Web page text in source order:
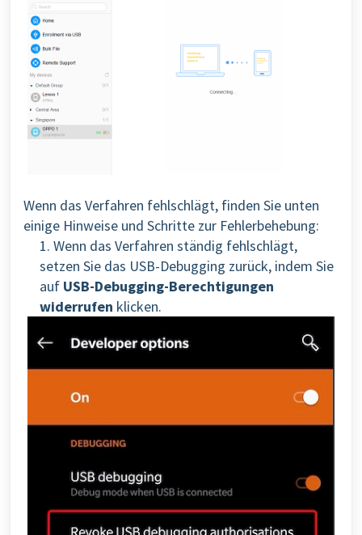
Wenn das Verfahren fehlschlägt, finden Sie unten
einige Hinweise und Schritte zur Fehlerbehebung:
1. Wenn das Verfahren ständig fehlschlägt,
setzen Sie das USB-Debugging zurück, indem Sie
auf USB-Debugging-Berechtigungen
widerrufen klicken.